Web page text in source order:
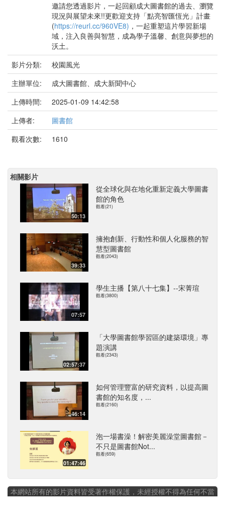
邀請您透過影片，一起回顧成大圖書館的過去、瀏覽
現況與展望未來!!更歡迎支持「點亮智匯恆光」計畫
(https://reurl.cc/960VE8) ，一起重塑這片學習新場
域，注入良善與智慧，成為學子溫馨、創意與夢想的
沃土。
影片分類:
校園風光
主辦單位:
成大圖書館、成大新聞中心
上傳時間:
2025-01-09 14:42:58
上傳者:
圖書館
觀看次數:
1610
相關影片
50:13
從全球化與在地化重新定義大學圖書
館的角色
觀看(21)
39:33
擁抱創新、行動性和個人化服務的智
慧型圖書館
觀看(2043)
07:57
學生主播【第八十七集】--宋菁瑄
觀看(3800)
02:57:37
「大學圖書館學習區的建築環境」專
題演講
觀看(2343)
46:14
如何管理豐富的研究資料，以提高圖
書館的知名度，...
觀看(2160)
01:47:46
泡一場書澡！解密美麗澡堂圖書館－
不只是圖書館Not...
觀看(659)
本網站所有的影片資料皆受著作權保護，未經授權不得為任何不當